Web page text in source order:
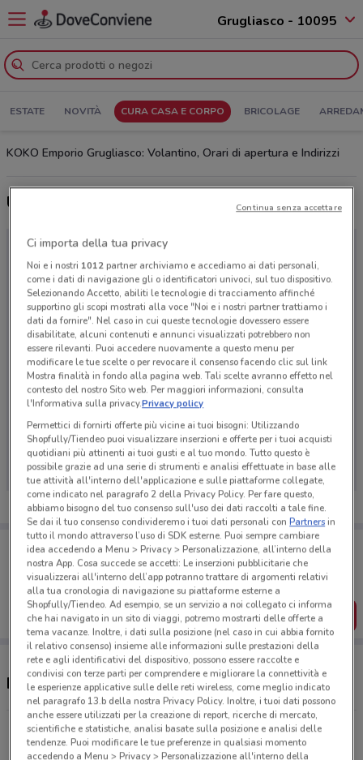
Grugliasco - 10095
ESTATE NOVITÀ CURA CASA E CORPO BRICOLAGE
KOKO Emporio Grugliasco: Volantino, Orari di apertura e Indirizzi
Ultime offerte del volantino KOKO Emporio
Ci dispiace, al momento non abbiamo pubblicato
volantini nella tua zona. Riprova più tardi.
Porta DoveConviene sempre con te!
Puoi trovare le migliori offerte dei negozi vicino a te,
salvarle e creare la tua lista del risparmio, comodamente
dal tuo cellulare.
SCARICA L’APP
Negozi KOKO Emporio a Grugliasco
Via Tripoli 10, 4 Torino
5.7 km
Ci importa della tua privacy
Noi e i nostri 1012partner archiviamo e accediamo ai dati personali,
come i dati di navigazione gli o identificatori univoci, sul tuo dispositivo.
Selezionando Accetto, abiliti le tecnologie di tracciamento affinché
supportino gli scopi mostrati alla voce "Noi e i nostri partner trattiamo i
dati da fornire". Nel caso in cui queste tecnologie dovessero essere
disabilitate, alcuni contenuti e annunci visualizzati potrebbero non
essere rilevanti. Puoi accedere nuovamente a questo menu per
modificare le tue scelte o per revocare il consenso facendo clic sul link
Mostra finalità in fondo alla pagina web. Tali scelte avranno effetto nel
contesto del nostro Sito web. Per maggiori informazioni, consulta
l'Informativa sulla privacy.Privacy policy
Permettici di fornirti offerte più vicine ai tuoi bisogni: Utilizzando
Shopfully/Tiendeo puoi visualizzare inserzioni e offerte per i tuoi acquisti
quotidiani più attinenti ai tuoi gusti e al tuo mondo. Tutto questo è
possibile grazie ad una serie di strumenti e analisi effettuate in base alle
tue attività all'interno dell'applicazione e sulle piattaforme collegate,
come indicato nel paragrafo 2 della Privacy Policy. Per fare questo,
abbiamo bisogno del tuo consenso sull'uso dei dati raccolti a tale fine.
Se dai il tuo consenso condivideremo i tuoi dati personali conPartnersin
tutto il mondo attraverso l’uso di SDK esterne. Puoi sempre cambiare
idea accedendo a Menu > Privacy > Personalizzazione, all’interno della
nostra App. Cosa succede se accetti: Le inserzioni pubblicitarie che
visualizzerai all'interno dell’app potranno trattare di argomenti relativi
alla tua cronologia di navigazione su piattaforme esterne a
Shopfully/Tiendeo. Ad esempio, se un servizio a noi collegato ci informa
che hai navigato in un sito di viaggi, potremo mostrarti delle offerte a
tema vacanze. Inoltre, i dati sulla posizione (nel caso in cui abbia fornito
il relativo consenso) insieme alle informazioni sulle prestazioni della
rete e agli identificativi del dispositivo, possono essere raccolte e
condivisi con terze parti per comprendere e migliorare la connettività e
le esperienze applicative sulle delle reti wireless, come meglio indicato
nel paragrafo 13.b della nostra Privacy Policy. Inoltre, i tuoi dati possono
anche essere utilizzati per la creazione di report, ricerche di mercato,
scientifiche e statistiche, analisi basate sulla posizione e analisi delle
tendenze. Puoi modificare le tue preferenze in qualsiasi momento
accedendo a Menu > Privacy > Personalizzazione all'interno della
Continua senza accettare